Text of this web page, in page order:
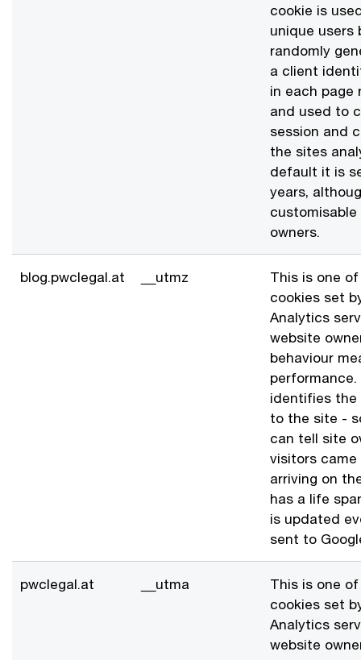
cookie is
unique users
randomly
a client
in each page
and used to
session and
the sites
default it is
years,
owners.
blog.pwclegal.at __utmz
This is one
cookies set
Analytics
website
behaviour
identifies
to the site -
can tell site
visitors
arriving on
has a life
is updated
sent to
pwclegal.at __utma
This is one
cookies set
Analytics
website